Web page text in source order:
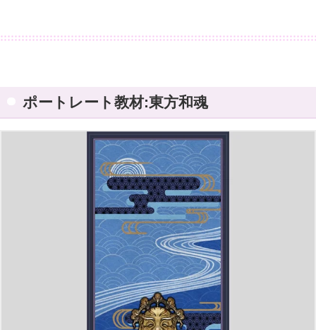
ポートレート教材:東方和魂